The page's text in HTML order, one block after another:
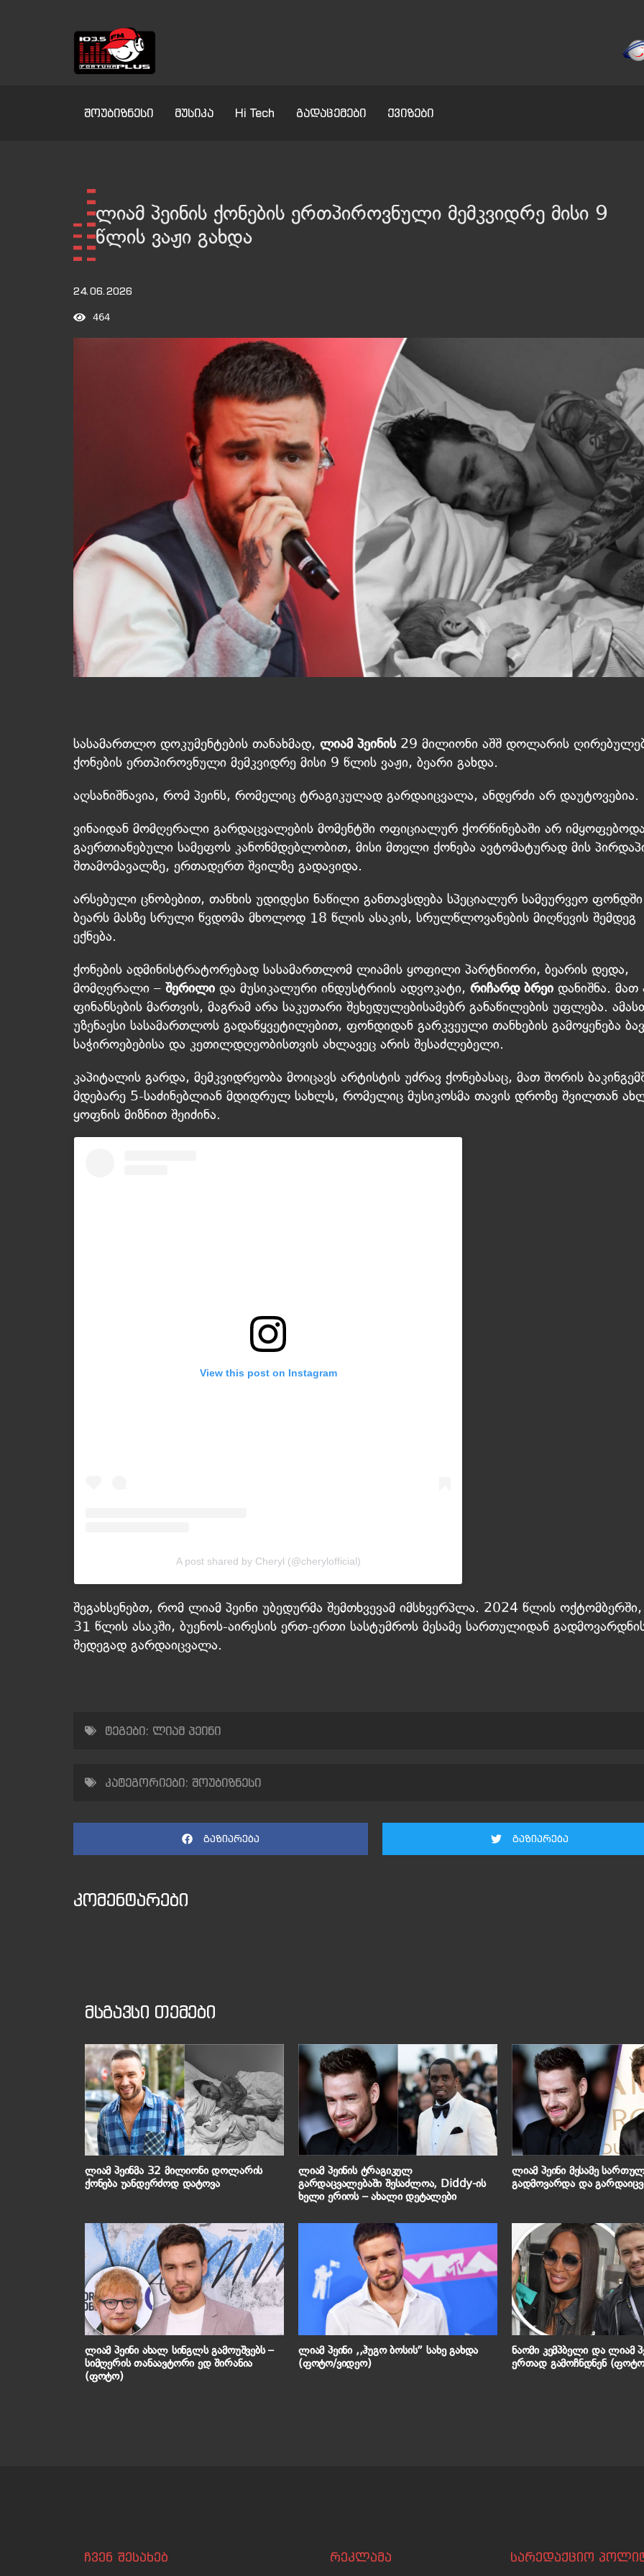
შოუბიზნესი მუსიკა Hi Tech გადაცემები ქვიზები
ლიამ პეინის ქონების ერთპიროვნული მემკვიდრე მისი 9
წლის ვაჟი გახდა
24.06.2026
464
სასამართლო დოკუმენტების თანახმად, ლიამ პეინის29 მილიონი აშშ დოლარის
ქონების ერთპიროვნული მემკვიდრე მისი 9 წლის ვაჟი, ბეარი გახდა.
აღსანიშნავია, რომ პეინს, რომელიც ტრაგიკულად გარდაიცვალა, ანდერძი არ დაუტოვებია.
ვინაიდან მომღერალი გარდაცვალების მომენტში ოფიციალურ ქორწინებაში არ
გაერთიანებული სამეფოს კანონმდებლობით, მისი მთელი ქონება ავტომატურად მის
შთამომავალზე, ერთადერთ შვილზე გადავიდა.
არსებული ცნობებით, თანხის უდიდესი ნაწილი განთავსდება სპეციალურ სამეურვეო
ბეარს მასზე სრული წვდომა მხოლოდ 18 წლის ასაკის, სრულწლოვანების მიღწევის შემდეგ
ექნება.
ქონების ადმინისტრატორებად სასამართლომ ლიამის ყოფილი პარტნიორი, ბეარის დედა,
მომღერალი – შერილი და მუსიკალური ინდუსტრიის ადვოკატი, რიჩარდ ბრეი დანიშნა. მათ
ფინანსების მართვის, მაგრამ არა საკუთარი შეხედულებისამებრ განაწილების უფლება.
უზენაესი სასამართლოს გადაწყვეტილებით, ფონდიდან გარკვეული თანხების გამოყენება
საჭიროებებისა და კეთილდღეობისთვის ახლავეც არის შესაძლებელი.
კაპიტალის გარდა, მემკვიდრეობა მოიცავს არტისტის უძრავ ქონებასაც, მათ შორის
მდებარე 5-საძინებლიან მდიდრულ სახლს, რომელიც მუსიკოსმა თავის დროზე შვილთან
ყოფნის მიზნით შეიძინა.
View this post on Instagram
A post shared by Cheryl (@cherylofficial)
შეგახსენებთ, რომ ლიამ პეინი უბედურმა შემთხვევამ იმსხვერპლა. 2024 წლის ოქტომბერში,
31 წლის ასაკში, ბუენოს-აირესის ერთ-ერთი სასტუმროს მესამე სართულიდან
შედეგად გარდაიცვალა.
ტეგები: ლიამ პეინი
კატეგორიები: შოუბიზნესი
გაზიარება გაზიარება
კომენტარები
მსგავსი თემები
ლიამ პეინმა 32 მილიონი დოლარის
ქონება უანდერძოდ დატოვა
ლიამ პეინის ტრაგიკულ
გარდაცვალებაში შესაძლოა, Diddy-ის
ხელი ერიოს – ახალი დეტალები
ლიამ პეინი მესამე
გადმოვარდა და
ლიამ პეინი ახალ სინგლს გამოუშვებს –
სიმღერის თანაავტორი ედ შირანია
(ფოტო)
ლიამ პეინი ,,ჰუგო ბოსის” სახე გახდა
(ფოტო/ვიდეო)
ნაომი კემპბელი და ლიამ
ერთად გამოჩნდნენ
ჩვენ შესახებ რეკლამა სარედაქციო